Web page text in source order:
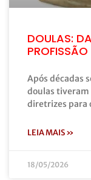
DOULAS:
Após décadas
doulas tiveram
diretrizes para
LEIA MAIS »
18/05/2026